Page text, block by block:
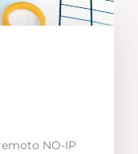
NO-IP